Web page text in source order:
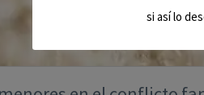
si así lo